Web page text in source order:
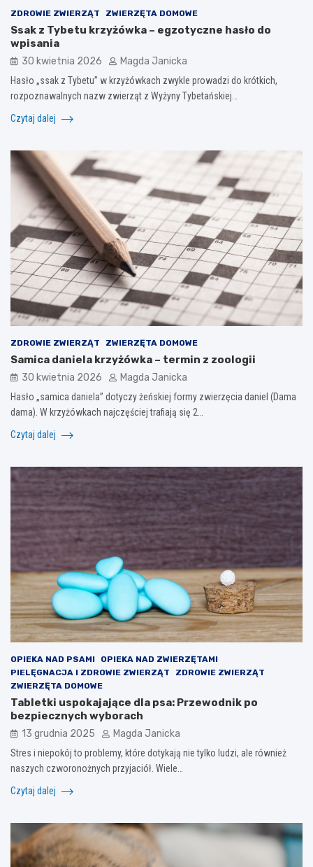
ZDROWIE ZWIERZĄT ZWIERZĘTA DOMOWE
Ssak z Tybetu krzyżówka – egzotyczne hasło do
wpisania
30 kwietnia 2026 Magda Janicka
Hasło „ssak z Tybetu” w krzyżówkach zwykle prowadzi do krótkich,
rozpoznawalnych nazw zwierząt z Wyżyny Tybetańskiej…
Czytaj dalej
ZDROWIE ZWIERZĄT ZWIERZĘTA DOMOWE
Samica daniela krzyżówka – termin z zoologii
30 kwietnia 2026 Magda Janicka
Hasło „samica daniela” dotyczy żeńskiej formy zwierzęcia daniel (Dama
dama). W krzyżówkach najczęściej trafiają się 2…
Czytaj dalej
OPIEKA NAD PSAMI
OPIEKA NAD ZWIERZĘTAMI
PIELĘGNACJA I ZDROWIE ZWIERZĄT
ZDROWIE ZWIERZĄT
ZWIERZĘTA DOMOWE
Tabletki uspokajające dla psa: Przewodnik po
bezpiecznych wyborach
13 grudnia 2025 Magda Janicka
Stres i niepokój to problemy, które dotykają nie tylko ludzi, ale również
naszych czworonożnych przyjaciół. Wiele…
Czytaj dalej